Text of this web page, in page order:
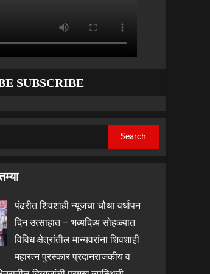
SUBSCRIBE
पंढरीत शिवशाही न्यूजचा चौथा वर्धापन
दिन उत्साहात – भव्यदिव्य सोहळ्यात
विविध क्षेत्रांतील मान्यवरांना शिवशाही
महारत्न पुरस्कार प्रदानराजकीय व